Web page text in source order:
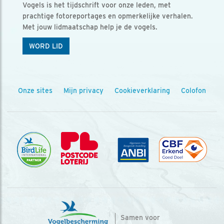
Vogels is het tijdschrift voor onze leden, met
prachtige fotoreportages en opmerkelijke verhalen.
Met jouw lidmaatschap help je de vogels.
WORD LID
Onze sites Mijn privacy Cookieverklaring Colofon
Samen voor